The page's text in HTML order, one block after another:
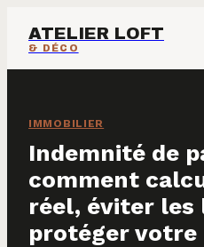
ATELIER LOFT
& DÉCO
IMMOBILIER
MAISON & DÉCO
IMMOBILIER
Indemnité de
comment
réel, éviter les
protéger votre